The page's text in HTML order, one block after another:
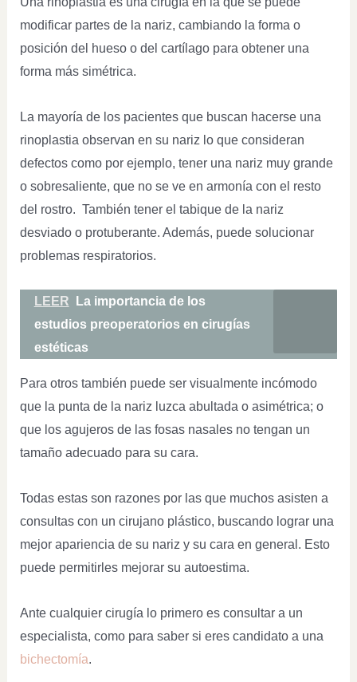
modificar partes de la nariz, cambiando la forma o
posición del hueso o del cartílago para obtener una
forma más simétrica.
La mayoría de los pacientes que buscan hacerse una
rinoplastia observan en su nariz lo que consideran
defectos como por ejemplo, tener una nariz muy grande
o sobresaliente, que no se ve en armonía con el resto
del rostro. También tener el tabique de la nariz
desviado o protuberante. Además, puede solucionar
problemas respiratorios.
LEER
La importancia de los
estudios preoperatorios en cirugías
estéticas
Para otros también puede ser visualmente incómodo
que la punta de la nariz luzca abultada o asimétrica; o
que los agujeros de las fosas nasales no tengan un
tamaño adecuado para su cara.
Todas estas son razones por las que muchos asisten a
consultas con un cirujano plástico, buscando lograr una
mejor apariencia de su nariz y su cara en general. Esto
puede permitirles mejorar su autoestima.
Ante cualquier cirugía lo primero es consultar a un
especialista, como para saber si eres candidato a una
bichectomía.